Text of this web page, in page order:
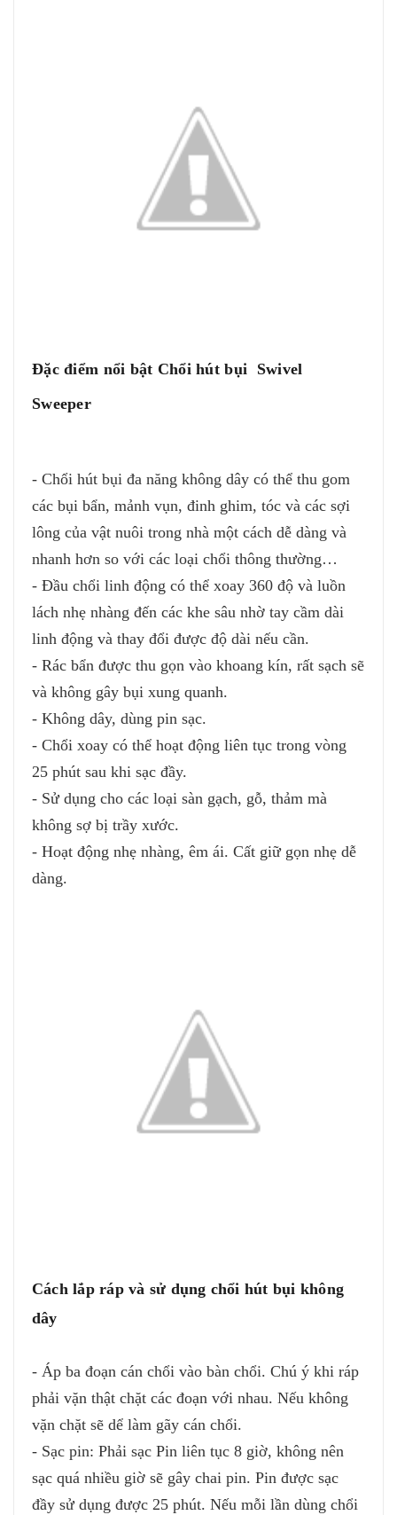
Đặc điểm nổi bật Chổi hút bụi Swivel
Sweeper
- Chổi hút bụi đa năng không dây có thể thu gom
các bụi bẩn, mảnh vụn, đinh ghim, tóc và các sợi
lông của vật nuôi trong nhà một cách dễ dàng và
nhanh hơn so với các loại chổi thông thường…
- Đầu chổi linh động có thể xoay 360 độ và luồn
lách nhẹ nhàng đến các khe sâu nhờ tay cầm dài
linh động và thay đổi được độ dài nếu cần.
- Rác bẩn được thu gọn vào khoang kín, rất sạch sẽ
và không gây bụi xung quanh.
- Không dây, dùng pin sạc.
- Chổi xoay có thể hoạt động liên tục trong vòng
25 phút sau khi sạc đầy.
- Sử dụng cho các loại sàn gạch, gỗ, thảm mà
không sợ bị trầy xước.
- Hoạt động nhẹ nhàng, êm ái. Cất giữ gọn nhẹ dễ
dàng.
Cách lắp ráp và sử dụng chổi hút bụi không
dây
- Áp ba đoạn cán chổi vào bàn chổi. Chú ý khi ráp
phải vặn thật chặt các đoạn với nhau. Nếu không
vặn chặt sẽ dể làm gãy cán chổi.
- Sạc pin: Phải sạc Pin liên tục 8 giờ, không nên
sạc quá nhiều giờ sẽ gây chai pin. Pin được sạc
đầy sử dụng được 25 phút. Nếu mỗi lần dùng chổi